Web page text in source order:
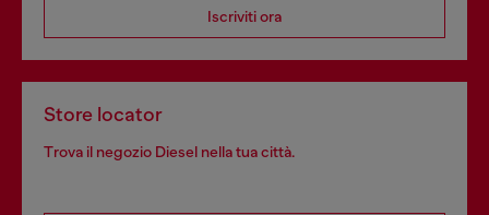
Iscriviti ora
Store locator
Trova il negozio Diesel nella tua città.